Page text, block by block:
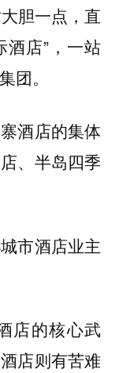
胆一点，直
店”，一站
团。
酒店的集体
、半岛四季
市酒店业主
店的核心武
店则有苦难